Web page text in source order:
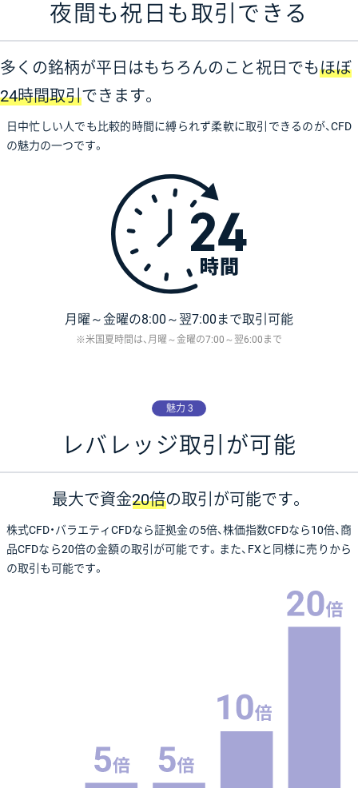
夜間も祝日も取引できる
多くの銘柄が平日はもちろんのこと祝日でもほぼ
24時間取引できます。
日中忙しい人でも比較的時間に縛られず柔軟に取引できるのが、CFD
の魅力の一つです。
月曜～金曜の8:00～翌7:00まで取引可能
米国夏時間は、月曜～金曜の7:00～翌6:00まで
魅力 3
レバレッジ取引が可能
最大で資金20倍の取引が可能です。
株式CFD・バラエティCFDなら証拠金の5倍、株価指数CFDなら10倍、商
品CFDなら20倍の金額の取引が可能です。また、FXと同様に売りから
の取引も可能です。